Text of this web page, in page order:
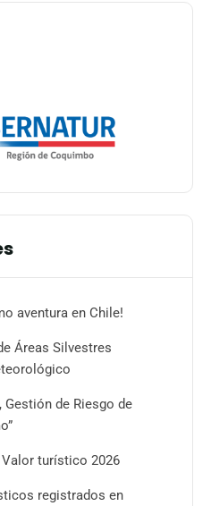
aventura en Chile!
Áreas Silvestres
de Riesgo de
turístico 2026
registrados en